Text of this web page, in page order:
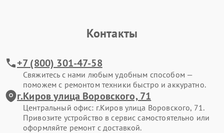
Контакты
+7 (800) 301-47-58
Свяжитесь с нами любым удобным способом —
поможем с ремонтом техники быстро и аккуратно.
г.Киров улица Воровского, 71
Центральный офис: г.Киров улица Воровского, 71.
Привозите устройство в сервис самостоятельно или
оформляйте ремонт с доставкой.